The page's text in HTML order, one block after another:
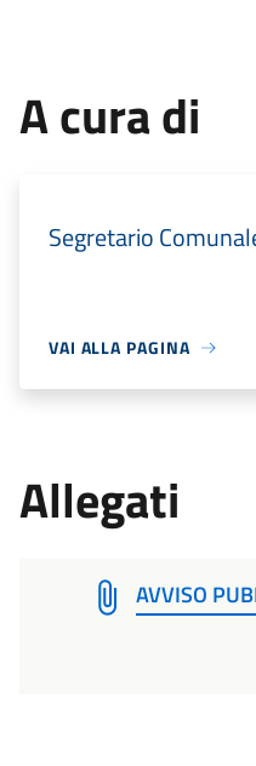
A cura di
Segretario
VAI ALLA PAGINA
Allegati
AVVISO